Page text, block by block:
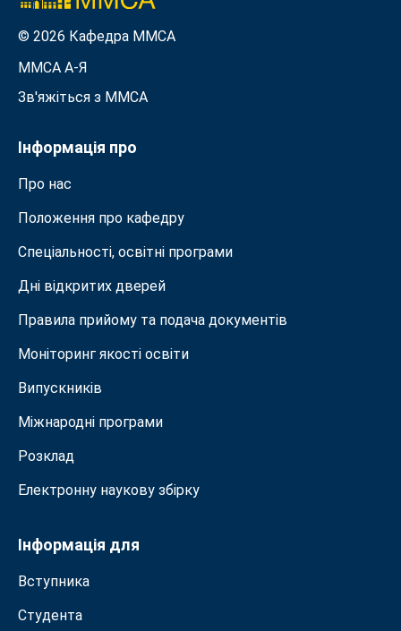
© 2026 Кафедра ММСА
ММСА A-Я
Зв'яжіться з MMСА
Інформація про
Про нас
Положення про кафедру
Спеціальності, освітні програми
Дні відкритих дверей
Правила прийому та подача документiв
Моніторинг якості освіти
Випускників
Міжнародні програми
Розклад
Електронну наукову збірку
Інформація для
Вступника
Студента